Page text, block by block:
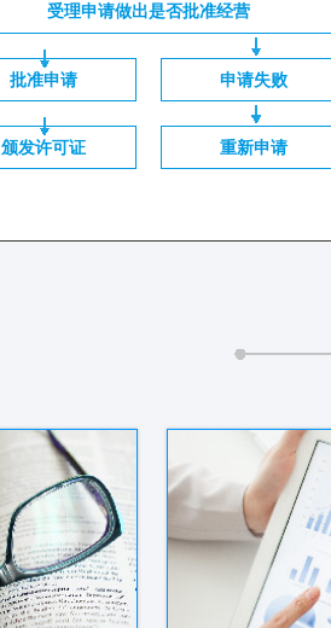
受理申请做出是否批准经营
批准申请 申请失败
颁发许可证 重新申请